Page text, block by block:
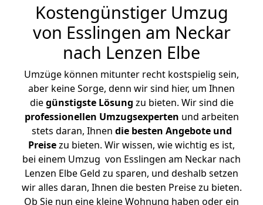
Kostengünstiger Umzug
von Esslingen am Neckar
nach Lenzen Elbe
Umzüge können mitunter recht kostspielig sein,
aber keine Sorge, denn wir sind hier, um Ihnen
diegünstigste Lösung zu bieten. Wir sind die
professionellen Umzugsexperten und arbeiten
stets daran, Ihnen die besten Angebote und
Preisezu bieten. Wir wissen, wie wichtig es ist,
bei einem Umzug von Esslingen am Neckar nach
Lenzen Elbe Geld zu sparen, und deshalb setzen
wir alles daran, Ihnen die besten Preise zu bieten.
Ob Sie nun eine kleine Wohnung haben oder ein